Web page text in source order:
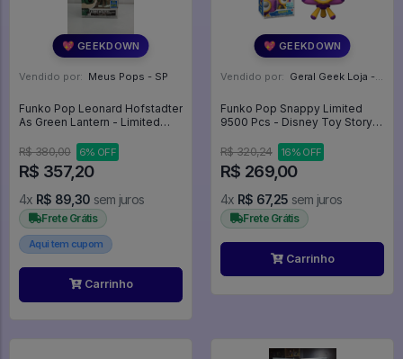
💖 GEEKDOWN
Vendido por: Meus Pops - SP
Funko Pop Leonard Hofstadter
As Green Lantern - Limited
Danificados) - The Big Bang
Theory #836
R$ 380,00 6% OFF
R$ 357,20
4x R$ 89,30 sem juros
Frete Grátis
Aqui tem cupom
Carrinho
💖 GEEKDOWN
Vendido por: Geral Geek Loja - SP
Funko Pop Snappy Limited
9500 Pcs - Disney Toy Story
R$ 320,24
16% OFF
R$ 269,00
4x R$ 67,25 sem juros
Frete Grátis
Carrinho